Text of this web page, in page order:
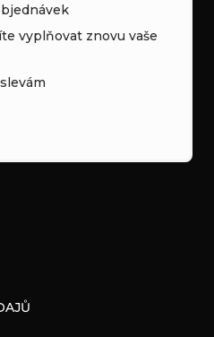
vyplňovat znovu vaše